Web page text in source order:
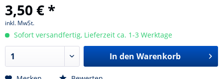
3,50 € *
inkl. MwSt.
Sofort versandfertig, Lieferzeit ca. 1-3 Werktage
In den Warenkorb